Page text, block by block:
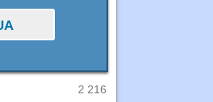
2 216